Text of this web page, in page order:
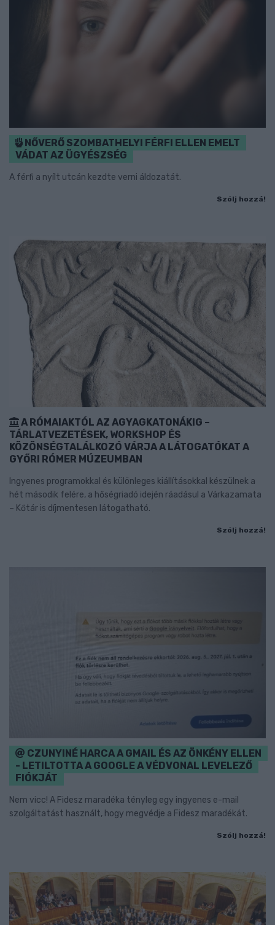
NŐVERŐ SZOMBATHELYI FÉRFI ELLEN EMELT
VÁDAT AZ ÜGYÉSZSÉG
A férfi a nyílt utcán kezdte verni áldozatát.
Szólj hozzá!
A RÓMAIAKTÓL AZ AGYAGKATONÁKIG –
TÁRLATVEZETÉSEK, WORKSHOP ÉS
KÖZÖNSÉGTALÁLKOZÓ VÁRJA A LÁTOGATÓKAT A
GYŐRI RÓMER MÚZEUMBAN
Ingyenes programokkal és különleges kiállításokkal készülnek a
hét második felére, a hőségriadó idején ráadásul a Várkazamata
– Kőtár is díjmentesen látogatható.
Szólj hozzá!
CZUNYINÉ HARCA A GMAIL ÉS AZ ÖNKÉNY ELLEN
- LETILTOTTA A GOOGLE A VÉDVONAL LEVELEZŐ
FIÓKJÁT
Nem vicc! A Fidesz maradéka tényleg egy ingyenes e-mail
szolgáltatást használt, hogy megvédje a Fidesz maradékát.
Szólj hozzá!